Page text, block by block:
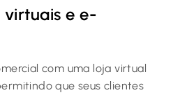
virtuais e e-
com uma loja virtual
que seus clientes